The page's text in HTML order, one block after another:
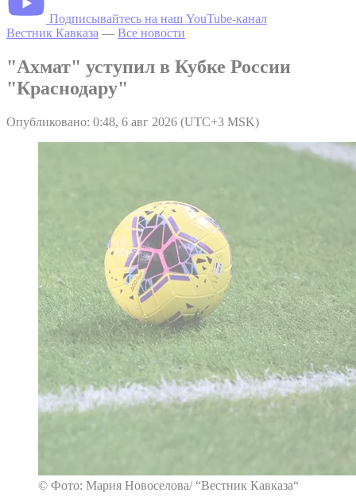
Подписывайтесь на наш YouTube-канал
Вестник Кавказа — Все новости
"Ахмат" уступил в Кубке России
"Краснодару"
Опубликовано: 0:48, 6 авг 2026 (UTC+3 MSK)
© Фото: Мария Новоселова/ “Вестник Кавказа“